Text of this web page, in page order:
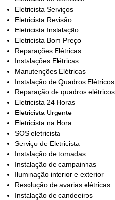
Eletricista Serviços
Eletricista Revisão
Eletricista Instalação
Eletricista Bom Preço
Reparações Elétricas
Instalações Elétricas
Manutenções Elétricas
Instalação de Quadros Elétricos
Reparação de quadros elétricos
Eletricista 24 Horas
Eletricista Urgente
Eletricista na Hora
SOS eletricista
Serviço de Eletricista
Instalação de tomadas
Instalação de campainhas
Iluminação interior e exterior
Resolução de avarias elétricas
Instalação de candeeiros